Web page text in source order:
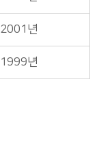
2001년
1999년